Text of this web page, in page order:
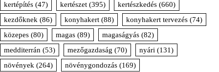
kertépítés (47) kertészet (395) kertészkedés (660)
kezdőknek (86) konyhakert (88) konyhakert tervezés (74)
közepes (80) magas (89) magaságyás (82)
medditerrán (53) mezőgazdaság (70) nyári (131)
növények (264) növénygondozás (169)